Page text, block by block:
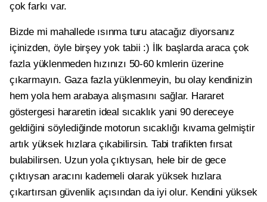
çok farkı var.
Bizde mi mahallede ısınma turu atacağız diyorsanız
içinizden, öyle birşey yok tabii :) İlk başlarda araca çok
fazla yüklenmeden hızınızı 50-60 kmlerin üzerine
çıkarmayın. Gaza fazla yüklenmeyin, bu olay kendinizin
hem yola hem arabaya alışmasını sağlar. Hararet
göstergesi hararetin ideal sıcaklık yani 90 dereceye
geldiğini söylediğinde motorun sıcaklığı kıvama gelmiştir
artık yüksek hızlara çıkabilirsin. Tabi trafikten fırsat
bulabilirsen. Uzun yola çıktıysan, hele bir de gece
çıktıysan aracını kademeli olarak yüksek hızlara
çıkartırsan güvenlik açısından da iyi olur. Kendini yüksek